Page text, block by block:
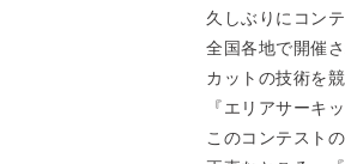
久しぶりにコン
全国各地で開催
カットの技術を
『エリアサーキ
このコンテスト